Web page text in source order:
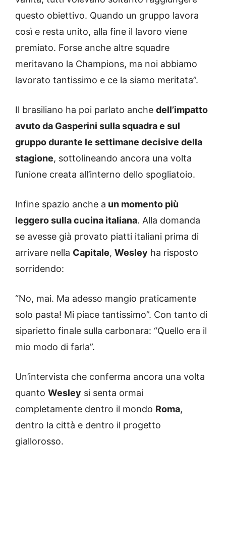
questo obiettivo. Quando un gruppo lavora
così e resta unito, alla fine il lavoro viene
premiato. Forse anche altre squadre
meritavano la Champions, ma noi abbiamo
lavorato tantissimo e ce la siamo meritata”.
Il brasiliano ha poi parlato anche dell’impatto
avuto da Gasperini sulla squadra e sul
gruppo durante le settimane decisive della
stagione, sottolineando ancora una volta
l’unione creata all’interno dello spogliatoio.
Infine spazio anche a un momento più
leggero sulla cucina italiana. Alla domanda
se avesse già provato piatti italiani prima di
arrivare nella Capitale, Wesley ha risposto
sorridendo:
“No, mai. Ma adesso mangio praticamente
solo pasta! Mi piace tantissimo”. Con tanto di
siparietto finale sulla carbonara: “Quello era il
mio modo di farla”.
Un’intervista che conferma ancora una volta
quanto Wesley si senta ormai
completamente dentro il mondo Roma,
dentro la città e dentro il progetto
giallorosso.